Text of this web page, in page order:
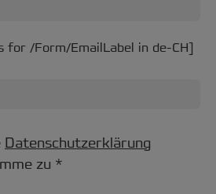
for /Form/EmailLabel in de-CH]
Datenschutzerklärung
zu *